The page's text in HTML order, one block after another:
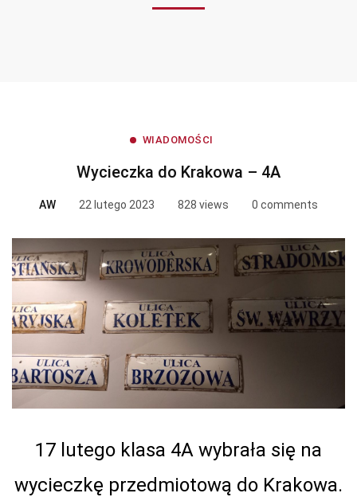
WIADOMOŚCI
Wycieczka do Krakowa – 4A
AW 22 lutego 2023 828 views 0 comments
17 lutego klasa 4A wybrała się na
wycieczkę przedmiotową do Krakowa.